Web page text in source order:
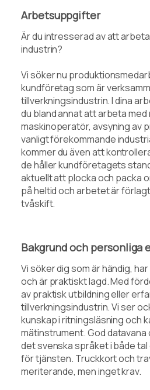
Arbetsuppgifter
Är du intresserad av att
industrin?
Vi söker nu
kundföretag som är
tillverkningsindustrin. I dina
du bland annat att arbeta
maskinoperatör, avsyning av
vanligt förekommande
kommer du även att
de håller kundföretagets
aktuellt att plocka och packa
på heltid och arbetet är
tvåskift.
Bakgrund och personliga
Vi söker dig som är händig,
och är praktiskt lagd. Med
av praktisk utbildning eller
tillverkningsindustrin. Vi ser
kunskap i ritningsläsning och
mätinstrument. God datavana
det svenska språket i både
för tjänsten. Truckkort och
meriterande, men inget krav.